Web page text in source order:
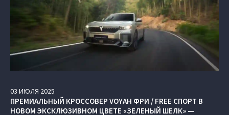
03 ИЮЛЯ 2025
ПРЕМИАЛЬНЫЙ КРОССОВЕР VOYAH ФРИ / FREE СПОРТ В
НОВОМ ЭКСКЛЮЗИВНОМ ЦВЕТЕ «ЗЕЛЕНЫЙ ШЕЛК» —